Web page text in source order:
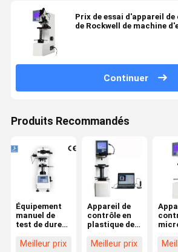
Prix de essai d'appareil
de Rockwell de machine
Continuer
Produits Recommandés
Équipement
manuel de
test de dureté
Micro Vickers
Meilleur prix
Appareil de
contrôle en
plastique de
Rockwell des
Meilleur prix